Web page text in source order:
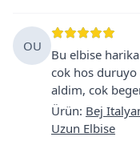
OU
Bu elbise
cok hos
aldim, cok
Ürün: Bej
Uzun Elbise